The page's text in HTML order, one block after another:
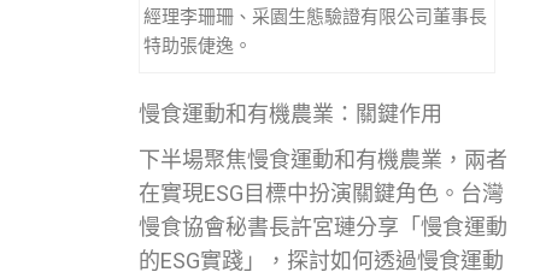
經理李珊珊、采園生態驗證有限公司董事長
特助張倢逸。
慢食運動和有機農業：關鍵作用
下半場聚焦慢食運動和有機農業，兩者
在實現ESG目標中扮演關鍵角色。台灣
慢食協會秘書長許宮璉分享「慢食運動
的ESG實踐」，探討如何透過慢食運動